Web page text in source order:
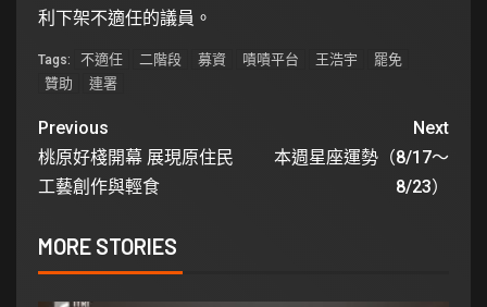
利下架不適任的議員。
Tags: 不適任 二階段 募資 嘖嘖平台 王浩宇
罷免
贊助
連署
Previous
桃原好棧開幕 展現原住民
工藝創作與輕食
Next
本週星座運勢（8/17～
8/23）
MORE STORIES